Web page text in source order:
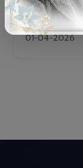
เครื่อง POS
01-04-2026